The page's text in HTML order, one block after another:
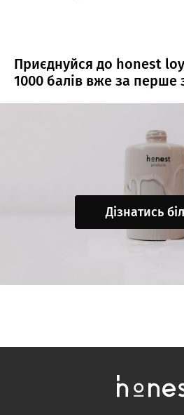
Приєднуйся до honest
1000 балів вже за перше
Дізнатись